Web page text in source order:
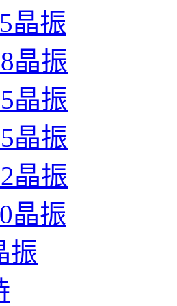
晶振
晶振
晶振
晶振
晶振
晶振
振